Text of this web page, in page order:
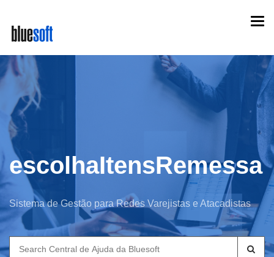
main
content
escolhaItensRemessa
Sistema de Gestão para Redes Varejistas e Atacadistas
Search